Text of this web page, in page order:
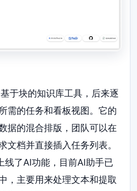
于块的知识库工具，后来逐
需的任务和看板视图。它的
据的混合排版，团队可以在
文档并直接插入任务列表。
了AI功能，目前AI助手已
，主要用来处理文本和提取